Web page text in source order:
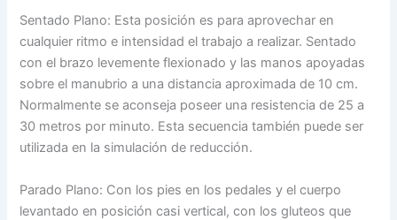
Sentado Plano: Esta posición es para aprovechar en
cualquier ritmo e intensidad el trabajo a realizar. Sentado
con el brazo levemente flexionado y las manos apoyadas
sobre el manubrio a una distancia aproximada de 10 cm.
Normalmente se aconseja poseer una resistencia de 25 a
30 metros por minuto. Esta secuencia también puede ser
utilizada en la simulación de reducción.
Parado Plano: Con los pies en los pedales y el cuerpo
levantado en posición casi vertical, con los gluteos que